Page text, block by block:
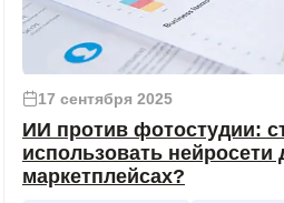
17 сентября 2025
ИИ против фотостудии:
использовать нейросети
маркетплейсах?